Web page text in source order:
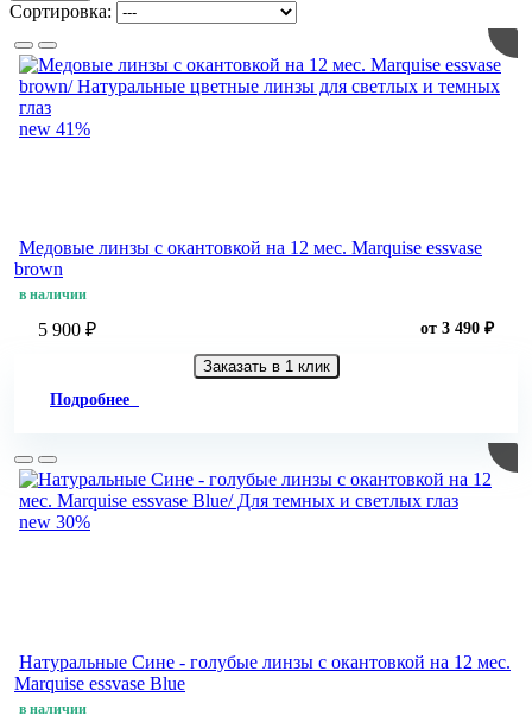
Сортировка:
new 41%
Медовые линзы c окантовкой на 12 мес. Marquise essvase
brown
в наличии
5 900 ₽ от 3 490 ₽
Заказать в 1 клик
Подробнее
new 30%
Натуральные Сине - голубые линзы c окантовкой на 12 мес.
Marquise essvase Blue
в наличии